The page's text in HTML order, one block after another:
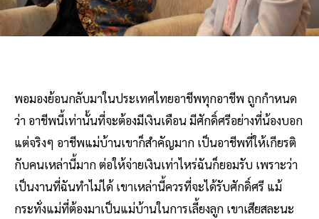
พอมองย้อนกลับมาในประเทศไทยอาชีพทุกอาชีพ ถูกกำหนด
ว่า อาชีพนี้เท่านั้นที่จะต้องมีเงินเดือน มีศักดิ์ศรีอย่างที่น้องบอก
แต่จริงๆ อาชีพแม่บ้านเขาก็สำคัญมาก เป็นอาชีพที่ให้เกียรติ
กับคนเหล่านี้มาก ต่อให้จ่ายเงินเท่าไหร่ฉันก็ยอมรับ เพราะว่า
เป็นงานที่ฉันทำไม่ได้ เขาเหล่านี้ควรที่จะได้รับศักดิ์ศรี แม้
กระทั่งแม่ที่ต้องมาเป็นแม่บ้านในการเลี้ยงลูก เขาเสียสละนะ